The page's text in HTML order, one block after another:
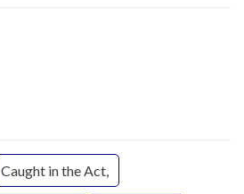
Caught in the Act